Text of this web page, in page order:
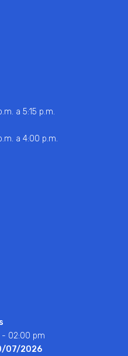
a 5:15 p.m.
a 4:00 p.m.
- 02:00 pm
07/2026